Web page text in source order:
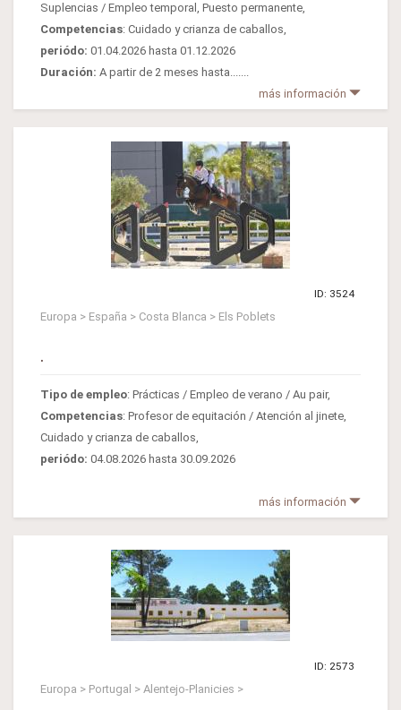
Suplencias / Empleo temporal, Puesto permanente,
Competencias: Cuidado y crianza de caballos,
periódo: 01.04.2026 hasta 01.12.2026
Duración: A partir de 2 meses hasta.......
más información
ID: 3524
Europa > España > Costa Blanca > Els Poblets
.
Tipo de empleo: Prácticas / Empleo de verano / Au pair,
Competencias: Profesor de equitación / Atención al jinete,
Cuidado y crianza de caballos,
periódo: 04.08.2026 hasta 30.09.2026
más información
ID: 2573
Europa > Portugal > Alentejo-Planicies >